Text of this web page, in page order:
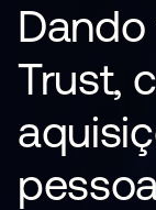
Trust,